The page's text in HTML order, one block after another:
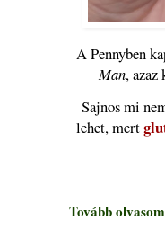
A Pennyben
Man,
Sajnos mi
lehet, mert
Tovább